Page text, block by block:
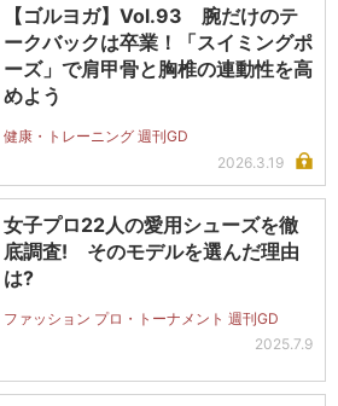
【ゴルヨガ】Vol.93 腕だけのテ
ークバックは卒業！「スイミングポ
ーズ」で肩甲骨と胸椎の連動性を高
めよう
健康・トレーニング 週刊GD
2026.3.19
女子プロ22人の愛用シューズを徹
底調査! そのモデルを選んだ理由
は?
ファッション プロ・トーナメント 週刊GD
2025.7.9